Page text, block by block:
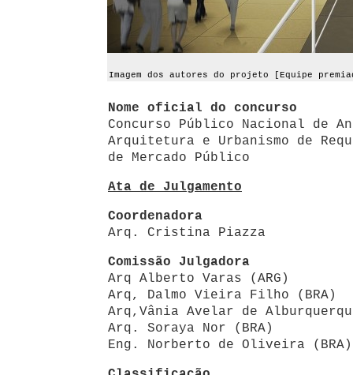
Imagem dos autores do projeto [Equipe
Nome oficial do concurso
Concurso Público Nacional de
Arquitetura e Urbanismo de
de Mercado Público
Ata de Julgamento
Coordenadora
Arq. Cristina Piazza
Comissão Julgadora
Arq Alberto Varas (ARG)
Arq, Dalmo Vieira Filho (BRA)
Arq,Vânia Avelar de
Arq. Soraya Nor (BRA)
Eng. Norberto de Oliveira (BRA)